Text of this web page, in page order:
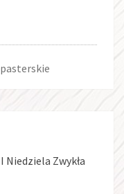
Niedziela Zwykła